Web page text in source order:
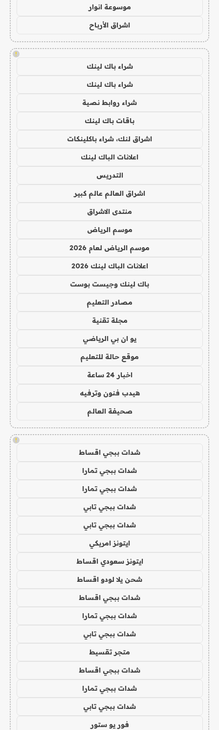
موسوعة انوار
اشراق الأرباح
!
شراء باك لينك
شراء باك لينك
شراء روابط نصية
باقات باك لينك
اشراق لنك، شراء باكلينكات
اعلانات الباك لينك
التدريس
اشراق العالم عالم كبير
منتدى الاشراق
موسم الرياض
موسم الرياض لعام 2026
اعلانات الباك لينك 2026
باك لينك وجيست بوست
مصادر التعليم
مجلة تقنية
يو ان بي الرياضي
موقع حالة للتعليم
اخبار 24 ساعة
هيدب فنون وترفيه
صحيفة العالم
!
شدات ببجي اقساط
شدات ببجي تمارا
شدات ببجي تمارا
شدات ببجي تابي
شدات ببجي تابي
ايتونز امريكي
ايتونز سعودي اقساط
شحن يلا لودو اقساط
شدات ببجي اقساط
شدات ببجي تمارا
شدات ببجي تابي
متجر تقسيط
شدات ببجي اقساط
شدات ببجي تمارا
شدات ببجي تابي
فور يو ستور